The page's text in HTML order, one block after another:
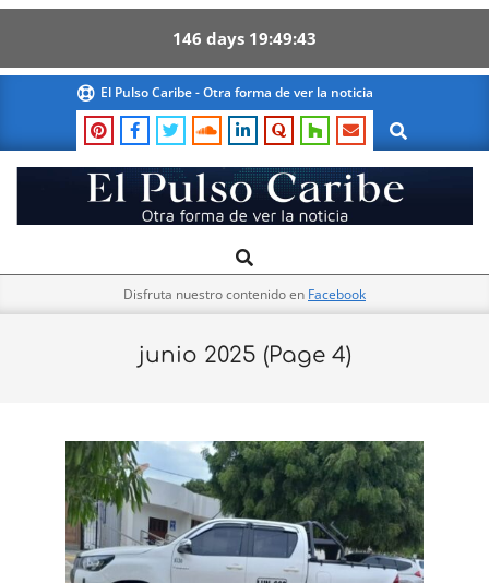
146 days 19 49 42
content
El Pulso Caribe - Otra forma de ver la noticia
Search
El
Pulso
Navigation
Search
Disfruta nuestro contenido en Facebook
junio 2025 (Page 4)